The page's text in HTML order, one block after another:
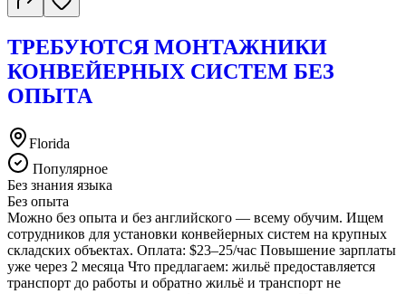
ТРЕБУЮТСЯ МОНТАЖНИКИ
КОНВЕЙЕРНЫХ СИСТЕМ БЕЗ
ОПЫТА
Florida
Популярное
Без знания языка
Без опыта
Можно без опыта и без английского — всему обучим. Ищем
сотрудников для установки конвейерных систем на крупных
складских объектах. Оплата: $23–25/час Повышение зарплаты
уже через 2 месяца Что предлагаем: жильё предоставляется
транспорт до работы и обратно жильё и транспорт не